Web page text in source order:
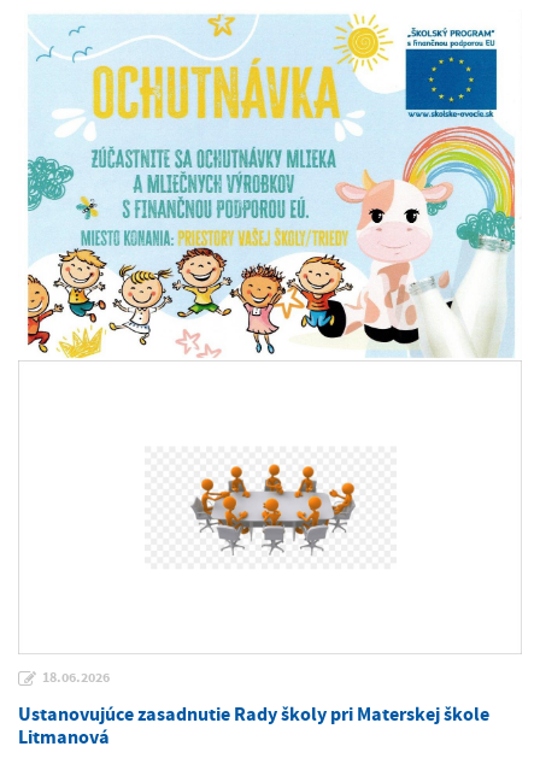
18.06.2026
Ustanovujúce zasadnutie Rady školy pri Materskej škole
Litmanová